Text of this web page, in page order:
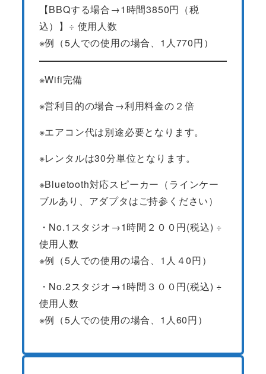
【BBQする場合→1時間3850円（税
込）】÷ 使用人数
※例（5人での使用の場合、1人770円）
※Wifi完備
※営利目的の場合→利用料金の２倍
※エアコン代は別途必要となります。
※レンタルは30分単位となります。
※Bluetooth対応スピーカー（ラインケー
ブルあり、アダプタはご持参ください）
・No.1スタジオ→1時間２００円(税込) ÷
使用人数
※例（5人での使用の場合、1人４0円）
・No.2スタジオ→1時間３００円(税込) ÷
使用人数
※例（5人での使用の場合、1人60円）